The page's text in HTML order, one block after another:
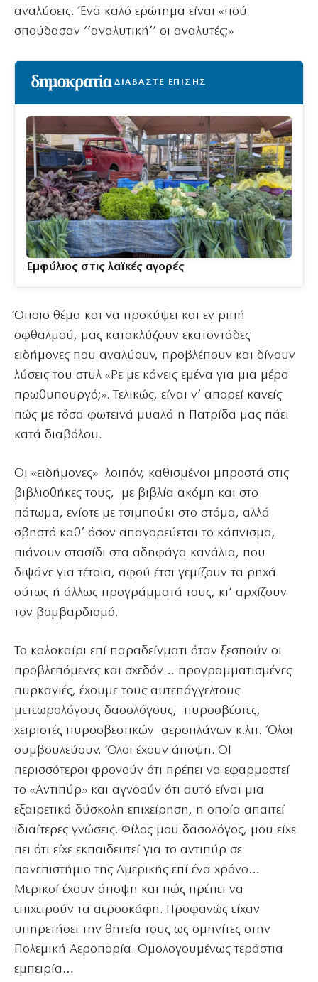
αναλύσεις. Ένα καλό ερώτημα είναι «πού
σπούδασαν ‘’αναλυτική’’ οι αναλυτές;»
ΔΙΑΒΑΣΤΕ ΕΠΙΣΗΣ
Εμφύλιος στις λαϊκές αγορές
Όποιο θέμα και να προκύψει και εν ριπή
οφθαλμού, μας κατακλύζουν εκατοντάδες
ειδήμονες που αναλύουν, προβλέπουν και δίνουν
λύσεις του στυλ «Ρε με κάνεις εμένα για μια μέρα
πρωθυπουργό;». Τελικώς, είναι ν’ απορεί κανείς
πώς με τόσα φωτεινά μυαλά η Πατρίδα μας πάει
κατά διαβόλου.
Οι «ειδήμονες» λοιπόν, καθισμένοι μπροστά στις
βιβλιοθήκες τους, με βιβλία ακόμη και στο
πάτωμα, ενίοτε με τσιμπούκι στο στόμα, αλλά
σβηστό καθ’ όσον απαγορεύεται το κάπνισμα,
πιάνουν στασίδι στα αδηφάγα κανάλια, που
διψάνε για τέτοια, αφού έτσι γεμίζουν τα ρηχά
ούτως ή άλλως προγράμματά τους, κι’ αρχίζουν
τον βομβαρδισμό.
Το καλοκαίρι επί παραδείγματι όταν ξεσπούν οι
προβλεπόμενες και σχεδόν… προγραμματισμένες
πυρκαγιές, έχουμε τους αυτεπάγγελτους
μετεωρολόγους δασολόγους, πυροσβέστες,
χειριστές πυροσβεστικών αεροπλάνων κ.λπ. Όλοι
συμβουλεύουν. Όλοι έχουν άποψη. ΟΙ
περισσότεροι φρονούν ότι πρέπει να εφαρμοστεί
το «Αντιπύρ» και αγνοούν ότι αυτό είναι μια
εξαιρετικά δύσκολη επιχείρηση, η οποία απαιτεί
ιδιαίτερες γνώσεις. Φίλος μου δασολόγος, μου είχε
πει ότι είχε εκπαιδευτεί για το αντιπύρ σε
πανεπιστήμιο της Αμερικής επί ένα χρόνο…
Μερικοί έχουν άποψη και πώς πρέπει να
επιχειρούν τα αεροσκάφη. Προφανώς είχαν
υπηρετήσει την θητεία τους ως σμηνίτες στην
Πολεμική Αεροπορία. Ομολογουμένως τεράστια
εμπειρία…